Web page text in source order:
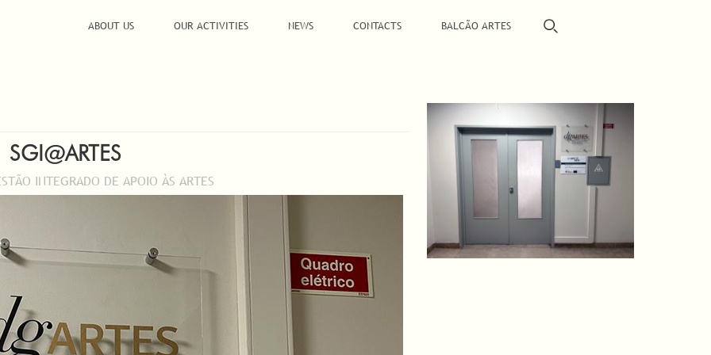
ABOUT US OUR ACTIVITIES NEWS CONTACTS BALCÃO ARTES
SGI@ARTES
INTEGRADO DE APOIO ÀS ARTES